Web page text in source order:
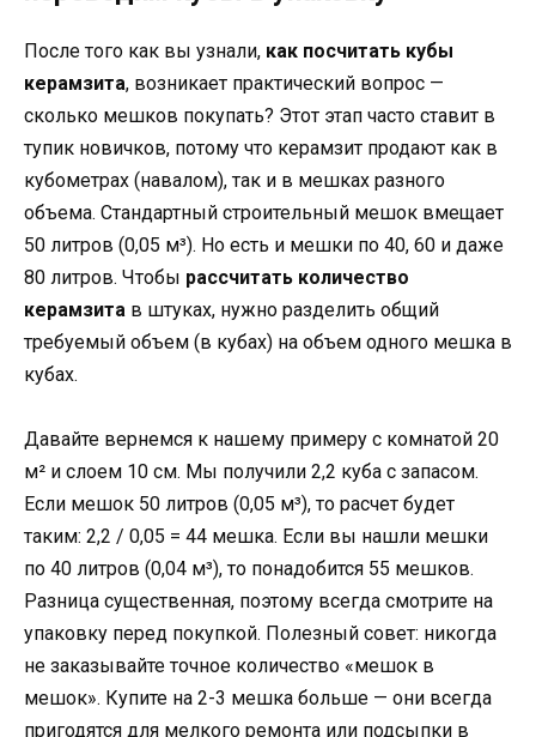
После того как вы узнали, как посчитать кубы
керамзита, возникает практический вопрос —
сколько мешков покупать? Этот этап часто ставит в
тупик новичков, потому что керамзит продают как в
кубометрах (навалом), так и в мешках разного
объема. Стандартный строительный мешок вмещает
50 литров (0,05 м³). Но есть и мешки по 40, 60 и даже
80 литров. Чтобы рассчитать количество
керамзита в штуках, нужно разделить общий
требуемый объем (в кубах) на объем одного мешка в
кубах.
Давайте вернемся к нашему примеру с комнатой 20
м² и слоем 10 см. Мы получили 2,2 куба с запасом.
Если мешок 50 литров (0,05 м³), то расчет будет
таким: 2,2 / 0,05 = 44 мешка. Если вы нашли мешки
по 40 литров (0,04 м³), то понадобится 55 мешков.
Разница существенная, поэтому всегда смотрите на
упаковку перед покупкой. Полезный совет: никогда
не заказывайте точное количество «мешок в
мешок». Купите на 2-3 мешка больше — они всегда
пригодятся для мелкого ремонта или подсыпки в